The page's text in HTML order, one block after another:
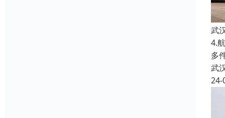
武
4.
多
武
24-